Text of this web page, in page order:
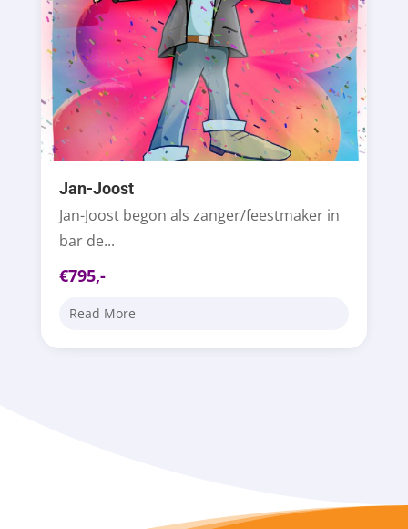
Jan-Joost
Jan-Joost begon als zanger/feestmaker in
bar de...
€795,-
Read More